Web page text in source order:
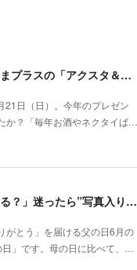
【父の日】しまうまプラスの「アクスタ＆ステッカー」で、プレゼントのマンネリ解消！
21日（日）。今年のプレゼン
か？「毎年お酒やネクタイば…
「父の日に何を贈る？」迷ったら”写真入りカレンダー”
がとう」を届ける父の日6月の
」です。母の日に比べて、…